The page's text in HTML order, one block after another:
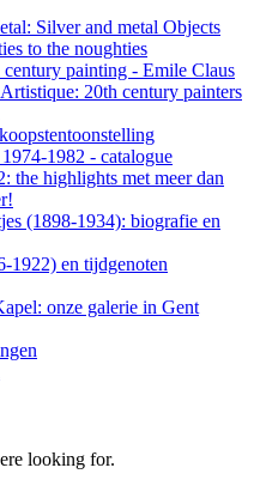
Silver and metal Objects
to the noughties
painting - Emile Claus
20th century painters
1982 - catalogue
the highlights met meer dan
(1898-1934): biografie en
1922) en tijdgenoten
onze galerie in Gent
looking for.